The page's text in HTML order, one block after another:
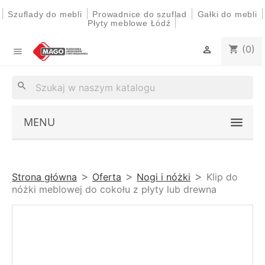
Szuflady do mebli Prowadnice do szuflad Gałki do mebli
Płyty meblowe Łódź
 shopping_cart (0)

search
MENU
Strona główna Oferta Nogi i nóżki
Klip do
nóżki meblowej do cokołu z płyty lub drewna